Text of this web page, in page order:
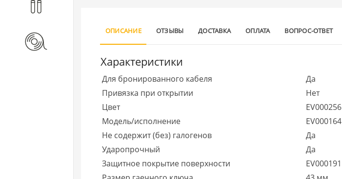
ОПИСАНИЕ ОТЗЫВЫ ДОСТАВКА ОПЛАТА ВОПРОС-ОТВЕТ
Характеристики
Для бронированного кабеля
Да
Привязка при открытии
Нет
Цвет
EV000256
Модель/исполнение
EV000164
Не содержит (без) галогенов
Да
Ударопрочный
Да
Защитное покрытие поверхности
EV000191